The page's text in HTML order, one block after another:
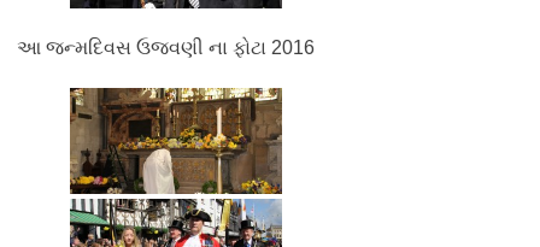
આ જન્મદિવસ ઉજવણી ના ફોટા 2016